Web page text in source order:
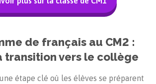
de français au CM2 :
transition vers le collège
étape clé où les élèves se préparent